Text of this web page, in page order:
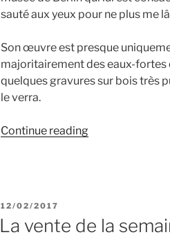
sauté aux yeux pour ne plus me
Son œuvre est presque
majoritairement des eaux-
quelques gravures sur bois très
le verra.
Continue reading“La
POSTED
12/02/2017
La vente de la